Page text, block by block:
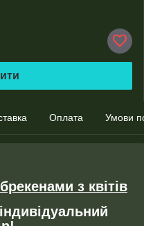
Оплата Умови
з квітів